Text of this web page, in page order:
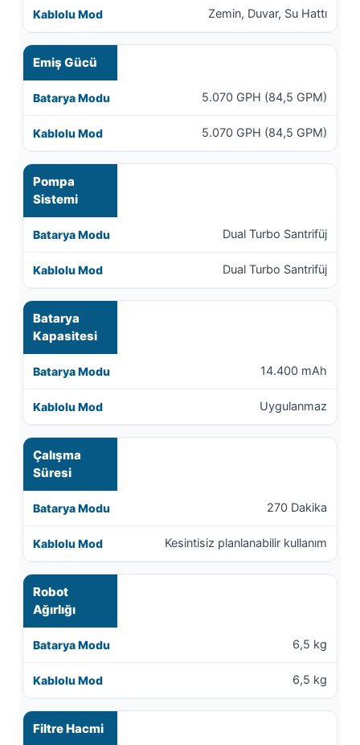
Zemin, Duvar, Su Hattı
Emiş Gücü
5.070 GPH (84,5 GPM)
5.070 GPH (84,5 GPM)
Pompa
Sistemi
Dual Turbo Santrifüj
Dual Turbo Santrifüj
Batarya
Kapasitesi
14.400 mAh
Uygulanmaz
Çalışma
Süresi
270 Dakika
Kesintisiz planlanabilir kullanım
Robot
Ağırlığı
6,5 kg
6,5 kg
Filtre Hacmi